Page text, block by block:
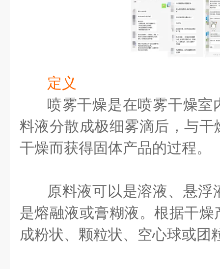
定义
喷雾干燥是在喷雾干燥室
料液分散成极细雾滴后，与
干燥而获得固体产品的过程。
原料液可以是溶液、悬浮
是熔融液或膏糊液。根据干
成粉状、颗粒状、空心球或团